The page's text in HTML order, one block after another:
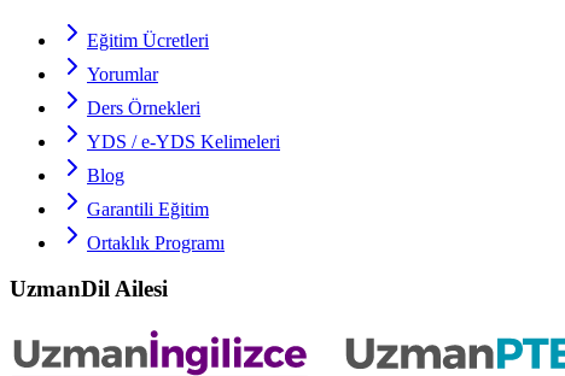
Eğitim Ücretleri
Yorumlar
Ders Örnekleri
YDS / e-YDS Kelimeleri
Blog
Garantili Eğitim
Ortaklık Programı
UzmanDil Ailesi